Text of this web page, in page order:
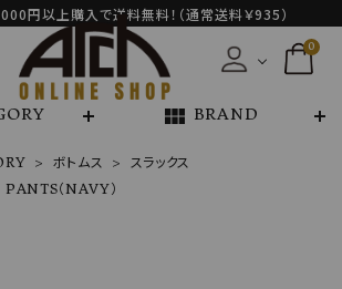
円以上購入で送料無料！（通常送料￥935）
0
view_module BRAND
ボトムス
スラックス
（NAVY）